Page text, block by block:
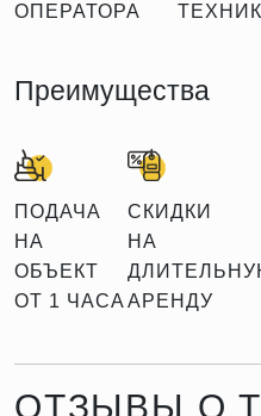
ОПЕРАТОРА
Преимущества
ПОДАЧА
НА
ОБЪЕКТ
ОТ 1 ЧАСА
СКИДКИ
НА
АРЕНДУ
ОТЗЫВЫ О